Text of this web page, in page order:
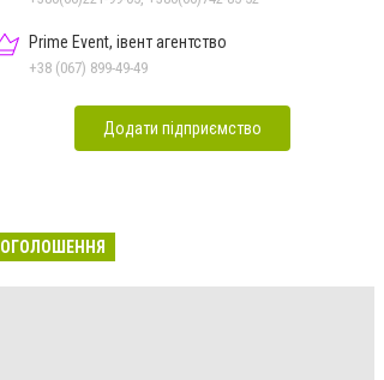
Prime Event, івент агентство
+38 (067) 899-49-49
Додати підприємство
ОГОЛОШЕННЯ